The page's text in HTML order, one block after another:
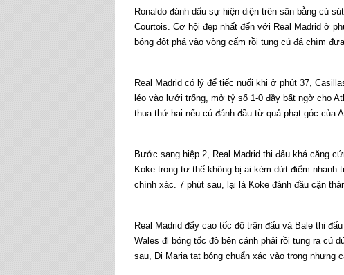
Ronaldo đánh dấu sự hiện diện trên sân bằng cú
Courtois. Cơ hội đẹp nhất đến với Real Madrid ở
bóng đột phá vào vòng cấm rồi tung cú đá chìm
Real Madrid có lý để tiếc nuối khi ở phút 37,
léo vào lưới trống, mở tỷ số 1-0 đầy bất ngờ cho
thua thứ hai nếu cú đánh đầu từ quả phạt góc của
Bước sang hiệp 2, Real Madrid thi đấu khá căng
Koke trong tư thế không bị ai kèm dứt điểm nhanh
chính xác. 7 phút sau, lại là Koke đánh đầu cận
Real Madrid đẩy cao tốc độ trận đấu và Bale thi
Wales đi bóng tốc độ bên cánh phải rồi tung ra cú
sau, Di Maria tạt bóng chuẩn xác vào trong nhưng